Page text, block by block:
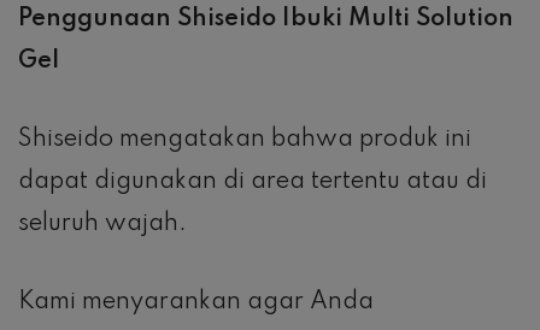
Penggunaan Shiseido Ibuki Multi Solution
Gel
Shiseido mengatakan bahwa produk ini
dapat digunakan di area tertentu atau di
seluruh wajah.
Kami menyarankan agar Anda